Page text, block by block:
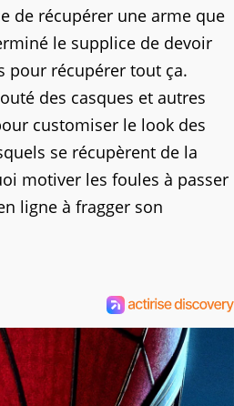
de récupérer une arme que
le supplice de devoir
pour récupérer tout ça.
des casques et autres
customiser le look des
se récupèrent de la
motiver les foules à passer
ligne à fragger son